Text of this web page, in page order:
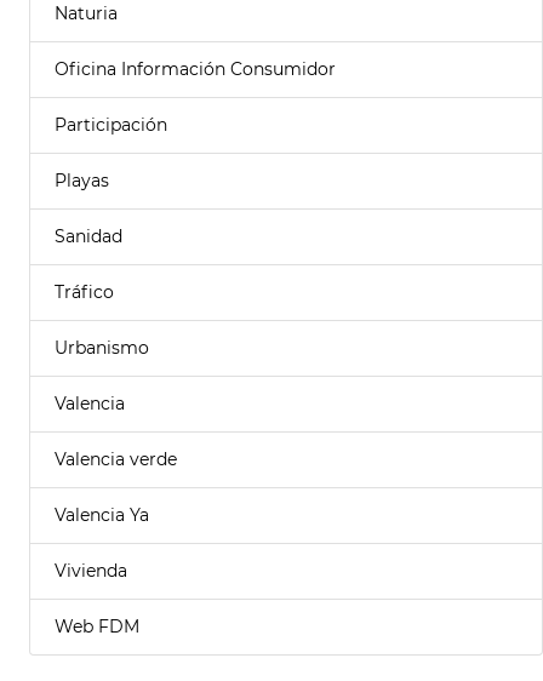
Naturia
Oficina Información Consumidor
Participación
Playas
Sanidad
Tráfico
Urbanismo
Valencia
Valencia verde
Valencia Ya
Vivienda
Web FDM